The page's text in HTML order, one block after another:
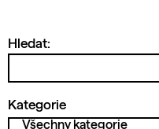
Hledat:
Kategorie